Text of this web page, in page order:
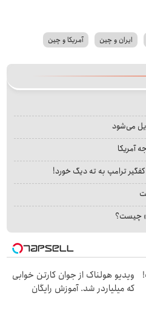
ایران و چین آمریکا و چین
می‌شود
آمریکا
کفگیر ترامپ به ته دیگ خورد!
چیست؟
ویدیو هولناک از جوان کارتن خوابی
که میلیاردر شد. آموزش رایگان